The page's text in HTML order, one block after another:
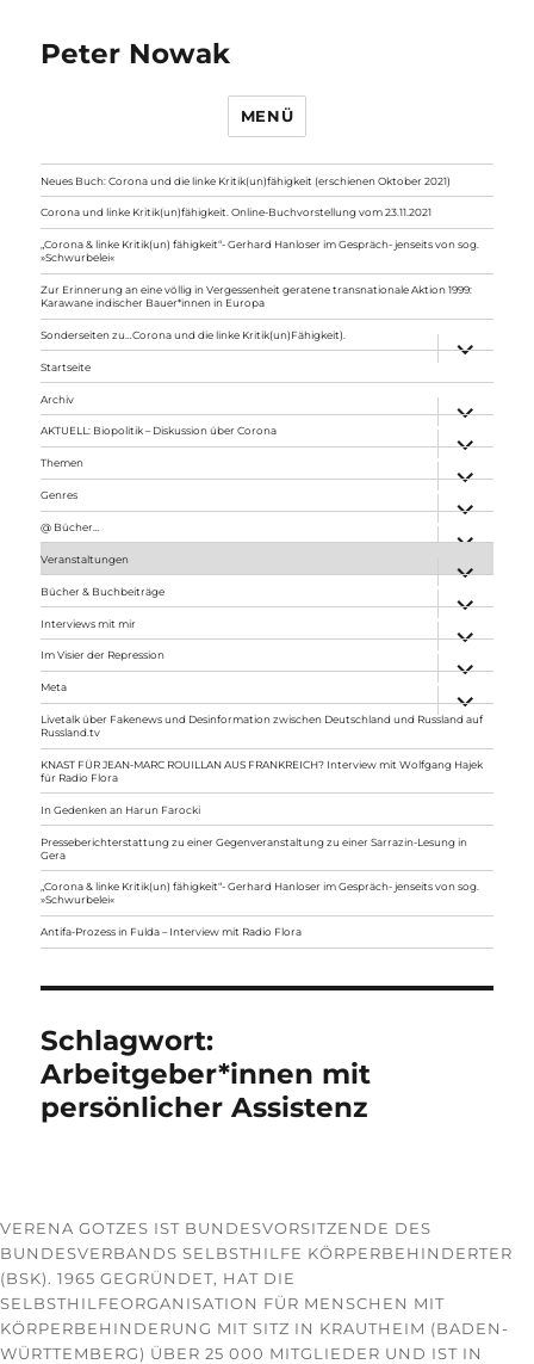
Peter Nowak
MENÜ
Neues Buch: Corona und die linke Kritik(un)fähigkeit (erschienen Oktober 2021)
Corona und linke Kritik(un)fähigkeit. Online-Buchvorstellung vom 23.11.2021
„Corona & linke Kritik(un) fähigkeit“- Gerhard Hanloser im Gespräch- jenseits von sog.
»Schwurbelei«
Zur Erinnerung an eine völlig in Vergessenheit geratene transnationale Aktion 1999:
Karawane indischer Bauer*innen in Europa
Sonderseiten zu…Corona und die linke Kritik(un)Fähigkeit).
anzeigen
Startseite
Archiv
anzeigen
AKTUELL: Biopolitik – Diskussion über Corona
anzeigen
Themen
anzeigen
Genres
anzeigen
@ Bücher…
Veranstaltungen
anzeigen
Bücher & Buchbeiträge
anzeigen
Interviews mit mir
anzeigen
Im Visier der Repression
anzeigen
Meta
anzeigen
Livetalk über Fakenews und Desinformation zwischen Deutschland und Russland auf
Russland.tv
KNAST FÜR JEAN-MARC ROUILLAN AUS FRANKREICH? Interview mit Wolfgang Hajek
für Radio Flora
In Gedenken an Harun Farocki
Presseberichterstattung zu einer Gegenveranstaltung zu einer Sarrazin-Lesung in
Gera
„Corona & linke Kritik(un) fähigkeit“- Gerhard Hanloser im Gespräch- jenseits von sog.
»Schwurbelei«
Antifa-Prozess in Fulda – Interview mit Radio Flora
Schlagwort:
Arbeitgeber*innen mit
persönlicher Assistenz
VERENA GOTZES IST BUNDESVORSITZENDE DES
BUNDESVERBANDS SELBSTHILFE KÖRPERBEHINDERTER
(BSK). 1965 GEGRÜNDET, HAT DIE
SELBSTHILFEORGANISATION FÜR MENSCHEN MIT
KÖRPERBEHINDERUNG MIT SITZ IN KRAUTHEIM (BADEN-
WÜRTTEMBERG) ÜBER 25 000 MITGLIEDER UND IST IN